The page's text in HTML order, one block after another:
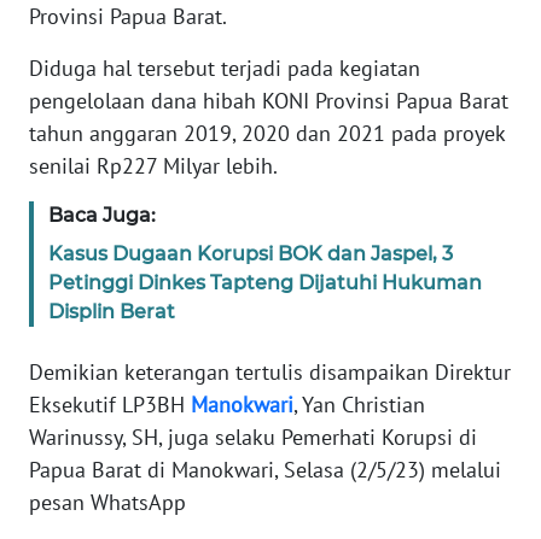
Provinsi Papua Barat.
Diduga hal tersebut terjadi pada kegiatan
pengelolaan dana hibah KONI Provinsi Papua Barat
tahun anggaran 2019, 2020 dan 2021 pada proyek
senilai Rp227 Milyar lebih.
Baca Juga:
Kasus Dugaan Korupsi BOK dan Jaspel, 3
Petinggi Dinkes Tapteng Dijatuhi Hukuman
Displin Berat
Demikian keterangan tertulis disampaikan Direktur
Eksekutif LP3BH Manokwari, Yan Christian
Warinussy, SH, juga selaku Pemerhati Korupsi di
Papua Barat di Manokwari, Selasa (2/5/23) melalui
pesan WhatsApp
WN
WN
PAPUA
BARAT
RIAU
WN
WN
JAMBI
WN